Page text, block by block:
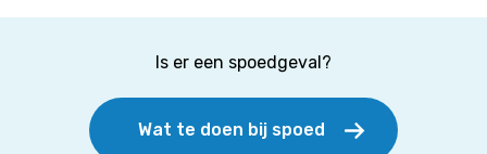
Is er een spoedgeval?
Wat te doen bij spoed